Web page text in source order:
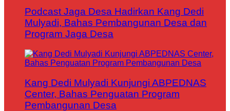
Podcast Jaga Desa Hadirkan Kang Dedi
Mulyadi, Bahas Pembangunan Desa dan
Program Jaga Desa
Kang Dedi Mulyadi Kunjungi ABPEDNAS
Center, Bahas Penguatan Program
Pembangunan Desa